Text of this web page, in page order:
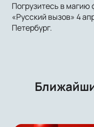
Погрузитесь в магию
«Русский вызов» 4
Петербург.